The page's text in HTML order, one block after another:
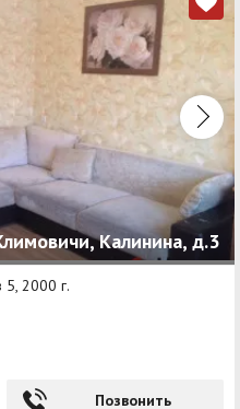
Калинина, д.3
5, 2000 г.
Позвонить